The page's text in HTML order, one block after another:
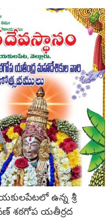
ఉన్న శ్రీ
శఠగోప యతీర్రద